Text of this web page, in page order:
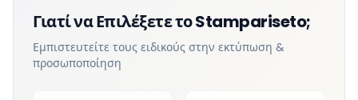
Γιατί να Επιλέξετε το Stampariseto;
Εμπιστευτείτε τους ειδικούς στην εκτύπωση &
προσωποποίηση